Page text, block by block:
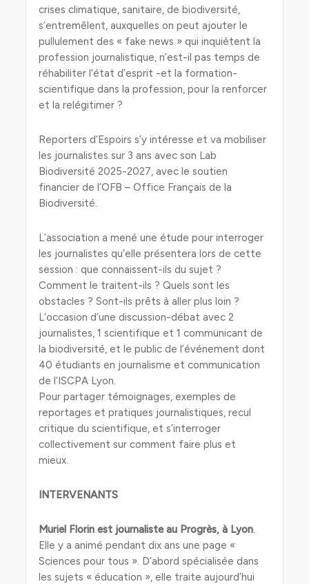
crises climatique, sanitaire, de biodiversité,
s’entremêlent, auxquelles on peut ajouter le
pullulement des « fake news » qui inquiètent la
profession journalistique, n’est-il pas temps de
réhabiliter l‘état d’esprit -et la formation-
scientifique dans la profession, pour la renforcer
et la relégitimer ?
Reporters d’Espoirs s’y intéresse et va mobiliser
les journalistes sur 3 ans avec son Lab
Biodiversité 2025-2027, avec le soutien
financier de l’OFB – Office Français de la
Biodiversité.
L’association a mené une étude pour interroger
les journalistes qu’elle présentera lors de cette
session : que connaissent-ils du sujet ?
Comment le traitent-ils ? Quels sont les
obstacles ? Sont-ils prêts à aller plus loin ?
L‘occasion d’une discussion-débat avec 2
journalistes, 1 scientifique et 1 communicant de
la biodiversité, et le public de l’événement dont
40 étudiants en journalisme et communication
de l‘ISCPA Lyon.
Pour partager témoignages, exemples de
reportages et pratiques journalistiques, recul
critique du scientifique, et s’interroger
collectivement sur comment faire plus et
mieux.
INTERVENANTS
Muriel Florin est journaliste au Progrès, à Lyon.
Elle y a animé pendant dix ans une page «
Sciences pour tous ». D’abord spécialisée dans
les sujets « éducation », elle traite aujourd’hui